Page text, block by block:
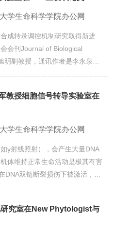
因子WhiGch的多效调控机
学生命科学学院办公网
成转录调控机制研究取得新进
会刊Journal of Biological
副教授，通讯作者是李永泉教
和DptR2并非是传统意义上的
并不调控达托霉素生产，而
教授细胞信号转导实验室在
学生命科学学院办公网
γ射线照射），会产生大量DNA
体维持正常生命活动是极其有害
DNA双链断裂损伤下被激活，诱
线照射下，p53的异构体
，诱导表达的&D...
究室在New Phytologist与